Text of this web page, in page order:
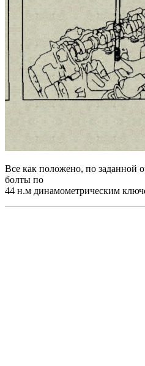
Все как положено, по заданной
болты по
44 н.м динамометрическим